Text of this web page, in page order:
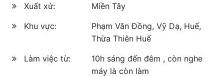
Xuất xứ:
Miền Tây
Khu vực:
Phạm Văn Đồng, Vỹ Dạ, Huế,
Thừa Thiên Huế
Làm việc từ:
10h sáng đến đêm , còn nghe
máy là còn làm